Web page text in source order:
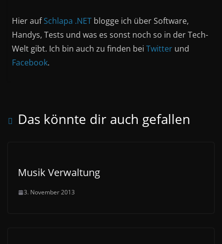
Hier aufSchlapa .NET blogge ich über Software,
Handys, Tests und was es sonst noch so in der Tech-
Welt gibt. Ich bin auch zu finden beiTwitter und
Facebook.
Das könnte dir auch gefallen
Musik Verwaltung
3. November 2013